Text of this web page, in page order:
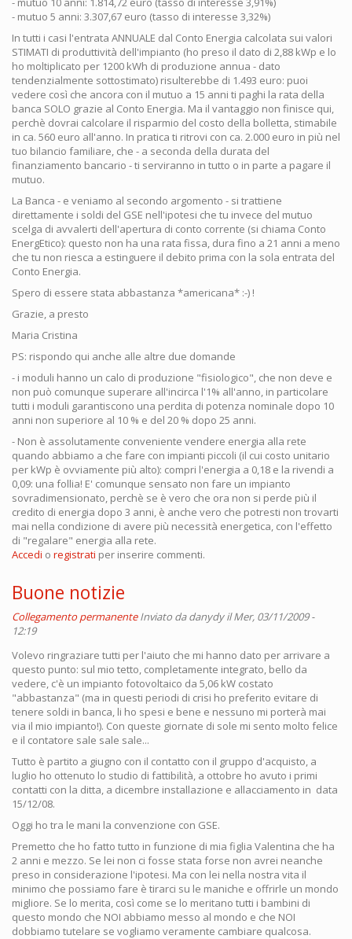
- mutuo 5 anni: 3.307,67 euro (tasso di interesse 3,32%)
In tutti i casi l'entrata ANNUALE dal Conto Energia calcolata sui valori
STIMATI di produttività dell'impianto (ho preso il dato di 2,88 kWp e lo
ho moltiplicato per 1200 kWh di produzione annua - dato
tendenzialmente sottostimato) risulterebbe di 1.493 euro: puoi
vedere così che ancora con il mutuo a 15 anni ti paghi la rata della
banca SOLO grazie al Conto Energia. Ma il vantaggio non finisce qui,
perchè dovrai calcolare il risparmio del costo della bolletta, stimabile
in ca. 560 euro all'anno. In pratica ti ritrovi con ca. 2.000 euro in più nel
tuo bilancio familiare, che - a seconda della durata del
finanziamento bancario - ti serviranno in tutto o in parte a pagare il
mutuo.
La Banca - e veniamo al secondo argomento - si trattiene
direttamente i soldi del GSE nell'ipotesi che tu invece del mutuo
scelga di avvalerti dell'apertura di conto corrente (si chiama Conto
EnergEtico): questo non ha una rata fissa, dura fino a 21 anni a meno
che tu non riesca a estinguere il debito prima con la sola entrata del
Conto Energia.
Spero di essere stata abbastanza *americana* :-) !
Grazie, a presto
Maria Cristina
PS: rispondo qui anche alle altre due domande
- i moduli hanno un calo di produzione "fisiologico", che non deve e
non può comunque superare all'incirca l'1% all'anno, in particolare
tutti i moduli garantiscono una perdita di potenza nominale dopo 10
anni non superiore al 10 % e del 20 % dopo 25 anni.
- Non è assolutamente conveniente vendere energia alla rete
quando abbiamo a che fare con impianti piccoli (il cui costo unitario
per kWp è ovviamente più alto): compri l'energia a 0,18 e la rivendi a
0,09: una follia! E' comunque sensato non fare un impianto
sovradimensionato, perchè se è vero che ora non si perde più il
credito di energia dopo 3 anni, è anche vero che potresti non trovarti
mai nella condizione di avere più necessità energetica, con l'effetto
di "regalare" energia alla rete.
Accedi o registrati per inserire commenti.
Buone notizie
Collegamento permanente Inviato dadanydyil Mer, 03/11/2009 -
12:19
Volevo ringraziare tutti per l'aiuto che mi hanno dato per arrivare a
questo punto: sul mio tetto, completamente integrato, bello da
vedere, c'è un impianto fotovoltaico da 5,06 kW costato
"abbastanza" (ma in questi periodi di crisi ho preferito evitare di
tenere soldi in banca, li ho spesi e bene e nessuno mi porterà mai
via il mio impianto!). Con queste giornate di sole mi sento molto felice
e il contatore sale sale sale...
Tutto è partito a giugno con il contatto con il gruppo d'acquisto, a
luglio ho ottenuto lo studio di fattibilità, a ottobre ho avuto i primi
contatti con la ditta, a dicembre installazione e allacciamento in data
15/12/08.
Oggi ho tra le mani la convenzione con GSE.
Premetto che ho fatto tutto in funzione di mia figlia Valentina che ha
2 anni e mezzo. Se lei non ci fosse stata forse non avrei neanche
preso in considerazione l'ipotesi. Ma con lei nella nostra vita il
minimo che possiamo fare è tirarci su le maniche e offrirle un mondo
migliore. Se lo merita, così come se lo meritano tutti i bambini di
questo mondo che NOI abbiamo messo al mondo e che NOI
dobbiamo tutelare se vogliamo veramente cambiare qualcosa.